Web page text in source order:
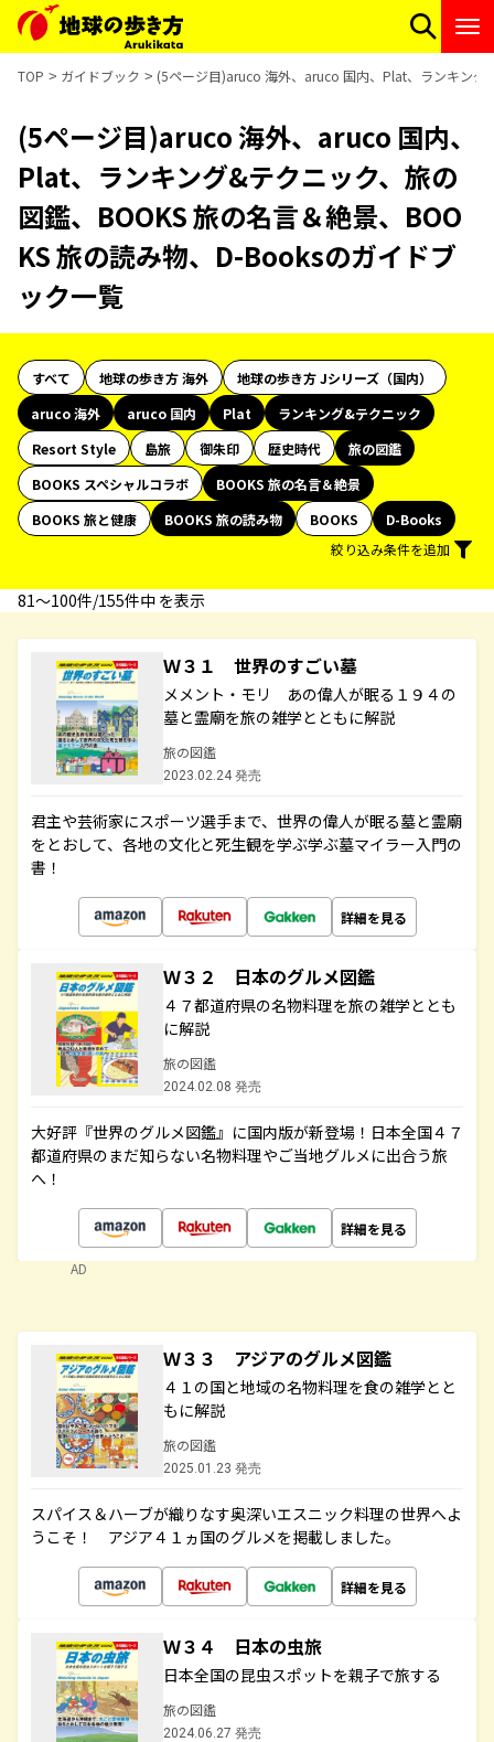
TOP ガイドブック (5ページ目)aruco 海外、aruco 国内、Plat、ランキング
(5ページ目)aruco 海外、aruco 国内、
Plat、ランキング&テクニック、旅の
図鑑、BOOKS 旅の名言＆絶景、BOO
KS 旅の読み物、D-Booksのガイドブ
ック一覧
すべて 地球の歩き方 海外
地球の歩き方 Jシリーズ（国内）
aruco 海外
aruco 国内 Plat
ランキング&テクニック
Resort Style
島旅 御朱印 歴史時代
旅の図鑑
BOOKS スペシャルコラボ
BOOKS 旅の名言＆絶景
BOOKS 旅と健康
BOOKS 旅の読み物 BOOKS
D-Books
絞り込み条件を追加
81〜100件/155件中 を表示
Ｗ３１ 世界のすごい墓
メメント・モリ あの偉人が眠る１９４の
墓と霊廟を旅の雑学とともに解説
旅の図鑑
2023.02.24 発売
君主や芸術家にスポーツ選手まで、世界の偉人が眠る墓と霊廟
をとおして、各地の文化と死生観を学ぶ学ぶ墓マイラー入門の
書！
詳細を見る
Ｗ３２ 日本のグルメ図鑑
４７都道府県の名物料理を旅の雑学ととも
に解説
旅の図鑑
2024.02.08 発売
大好評『世界のグルメ図鑑』に国内版が新登場！日本全国４７
都道府県のまだ知らない名物料理やご当地グルメに出合う旅
へ！
詳細を見る
AD
Ｗ３３ アジアのグルメ図鑑
４１の国と地域の名物料理を食の雑学とと
もに解説
旅の図鑑
2025.01.23 発売
スパイス＆ハーブが織りなす奥深いエスニック料理の世界へよ
うこそ！ アジア４１ヵ国のグルメを掲載しました。
詳細を見る
Ｗ３４ 日本の虫旅
日本全国の昆虫スポットを親子で旅する
旅の図鑑
2024.06.27 発売